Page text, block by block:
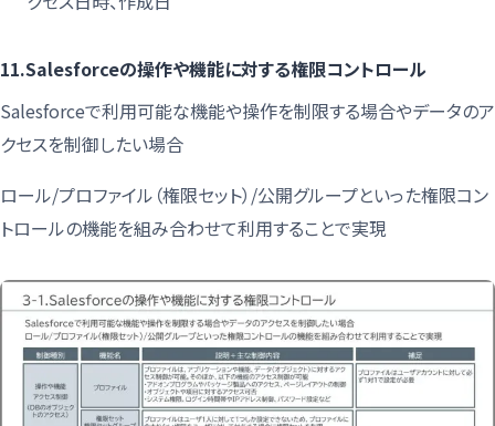
11.Salesforceの操作や機能に対する権限コントロール
Salesforceで利用可能な機能や操作を制限する場合やデータのア
クセスを制御したい場合
ロール/プロファイル（権限セット）/公開グループといった権限コン
トロールの機能を組み合わせて利用することで実現